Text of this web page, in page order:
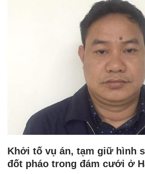
Khởi tố vụ án, tạm giữ hình
đốt pháo trong đám cưới ở